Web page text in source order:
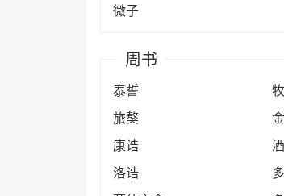
微子
周书
泰誓
旅獒
康诰
洛诰